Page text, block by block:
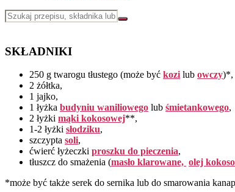
SKŁADNIKI
250 g twarogu tłustego (może być kozilub owczy)*,
2 żółtka,
1 jajko,
1 łyżka budyniu waniliowego lub śmietankowego,
2 łyżki mąki kokosowej**,
1-2 łyżki słodziku,
szczypta soli,
ćwierć łyżeczki proszku do pieczenia,
tłuszcz do smażenia (masło klarowane, olej
*może być także serek do sernika lub do smarowania